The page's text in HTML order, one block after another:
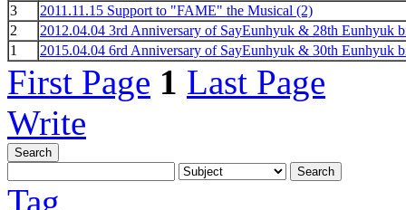
3
2011.11.15 Support to "FAME" the Musical (2)
2
2012.04.04 3rd Anniversary of SayEunhyuk & 28th Eunhyuk
1
2015.04.04 6rd Anniversary of SayEunhyuk & 30th Eunhyuk
First Page 1 Last Page
Write
Search
Search
Tag